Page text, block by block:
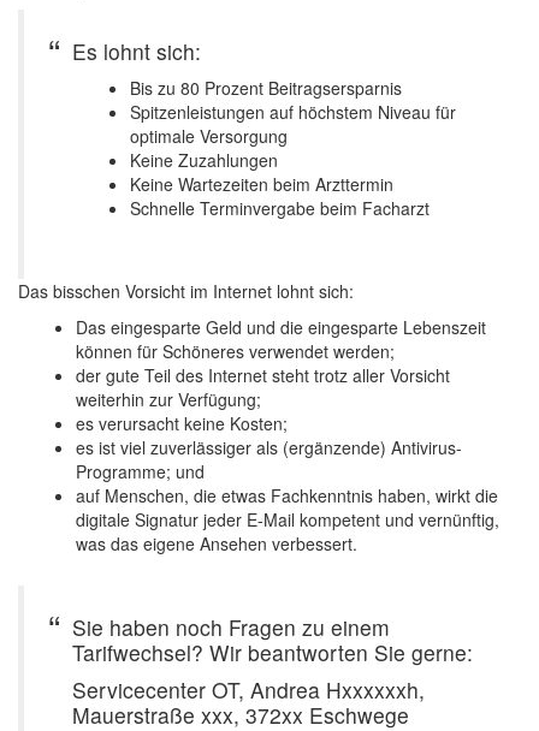
Es lohnt sich:
Bis zu 80 Prozent Beitragsersparnis
Spitzenleistungen auf höchstem Niveau für
optimale Versorgung
Keine Zuzahlungen
Keine Wartezeiten beim Arzttermin
Schnelle Terminvergabe beim Facharzt
Das bisschen Vorsicht im Internet lohnt sich:
Das eingesparte Geld und die eingesparte Lebenszeit
können für Schöneres verwendet werden;
der gute Teil des Internet steht trotz aller Vorsicht
weiterhin zur Verfügung;
es verursacht keine Kosten;
es ist viel zuverlässiger als (ergänzende) Antivirus-
Programme; und
auf Menschen, die etwas Fachkenntnis haben, wirkt die
digitale Signatur jeder E-Mail kompetent und vernünftig,
was das eigene Ansehen verbessert.
Sie haben noch Fragen zu einem
Tarifwechsel? Wir beantworten Sie gerne:
Servicecenter OT, Andrea Hxxxxxxh,
Mauerstraße xxx, 372xx Eschwege